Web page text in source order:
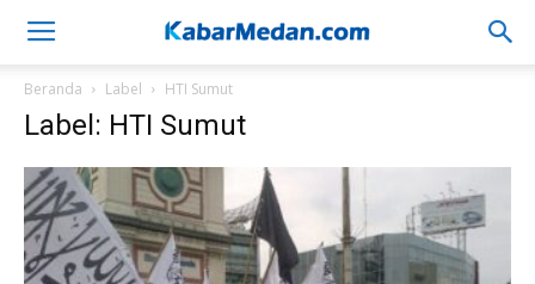
Beranda Label HTI Sumut
Label: HTI Sumut